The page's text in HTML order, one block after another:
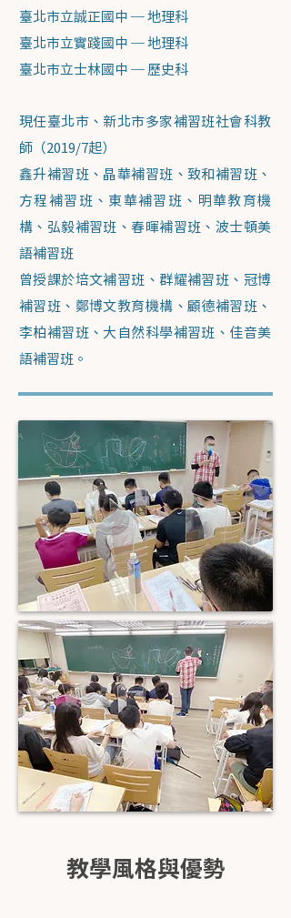
臺北市立誠正國中 ─ 地理科
臺北市立實踐國中 ─ 地理科
臺北市立士林國中 ─ 歷史科
現任臺北市、新北市多家補習班社會科教
師（2019/7起）
鑫升補習班、晶華補習班、致和補習班、
方程補習班、東華補習班、明華教育機
構、弘毅補習班、春暉補習班、波士頓美
語補習班
曾授課於培文補習班、群耀補習班、冠博
補習班、鄭博文教育機構、顧德補習班、
李柏補習班、大自然科學補習班、佳音美
語補習班。
教學風格與優勢